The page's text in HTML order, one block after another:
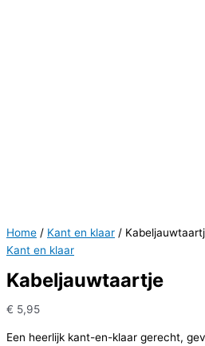
Home / Kant en klaar /
Kant en klaar
Kabeljauwtaartje
€ 5,95
Een heerlijk kant-en-klaar gerecht,